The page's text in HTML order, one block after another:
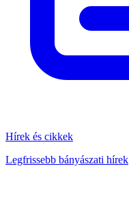
Hírek és cikkek
Legfrissebb bányászati hírek